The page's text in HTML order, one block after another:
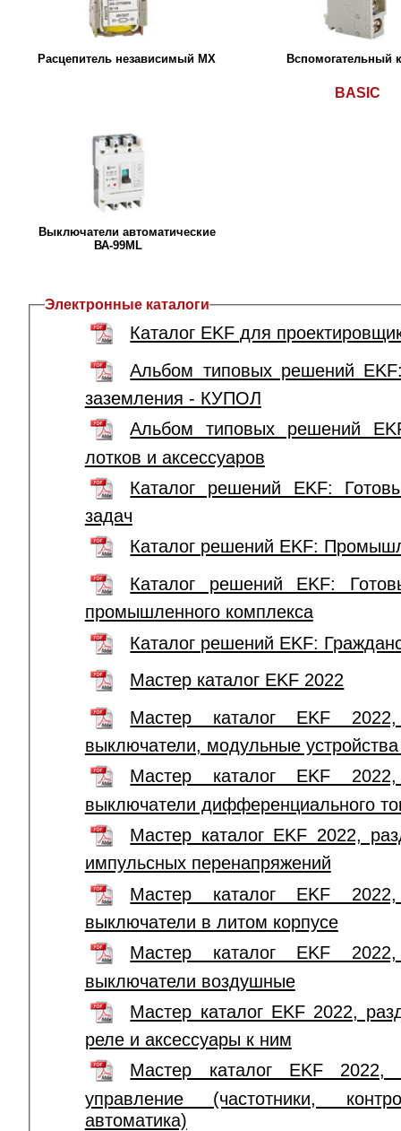
Расцепитель независимый MХ Вспомогательный
BASIC
Выключатели автоматические
ВА-99МL
Электронные каталоги
Каталог EKF для
Альбом типовых решений
заземления - КУПОЛ
Альбом типовых решений
лотков и аксессуаров
Каталог решений EKF:
задач
Каталог решений EKF:
Каталог решений EKF:
промышленного комплекса
Каталог решений EKF:
Мастер каталог EKF 2022
Мастер каталог EKF 2022,
выключатели, модульные
Мастер каталог EKF 2022,
выключатели дифференциального
Мастер каталог EKF 2022,
импульсных перенапряжений
Мастер каталог EKF 2022,
выключатели в литом корпусе
Мастер каталог EKF 2022,
выключатели воздушные
Мастер каталог EKF 2022,
реле и аксессуары к ним
Мастер каталог EKF 2022,
управление (частотники,
автоматика)